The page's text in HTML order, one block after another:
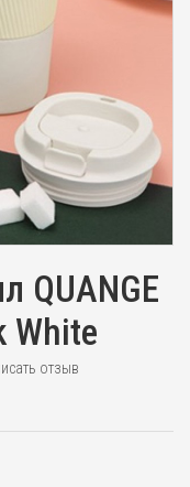
QUANGE
White
отзыв